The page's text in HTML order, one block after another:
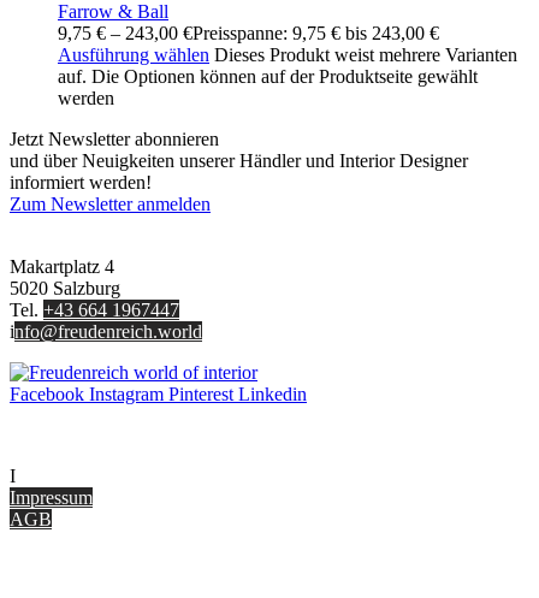
Farrow & Ball
9,75 € – 243,00 €Preisspanne: 9,75 € bis 243,00 €
Ausführung wählen Dieses Produkt weist mehrere Varianten
auf. Die Optionen können auf der Produktseite gewählt
werden
Jetzt Newsletter abonnieren
und über Neuigkeiten unserer Händler und Interior Designer
informiert werden!
Zum Newsletter anmelden
Makartplatz 4
5020 Salzburg
Tel. +43 664 1967447
info@freudenreich.world
Facebook Instagram Pinterest Linkedin
I
Impressum
AGB